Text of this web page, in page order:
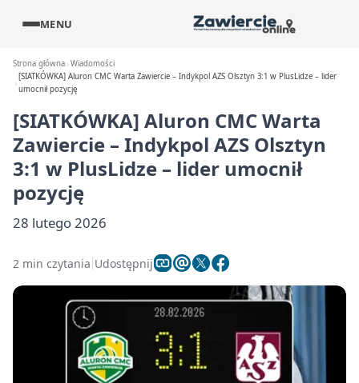
MENU
Strona główna Wiadomości
[SIATKÓWKA] Aluron CMC Warta Zawiercie – Indykpol AZS Olsztyn 3:1 w PlusLidze – lider
umocnił pozycję
[SIATKÓWKA] Aluron CMC Warta
Zawiercie – Indykpol AZS Olsztyn
3:1 w PlusLidze – lider umocnił
pozycję
28 lutego 2026
2 min czytania Udostępnij